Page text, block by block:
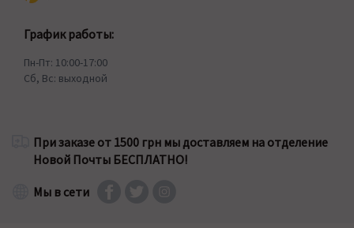
График работы:
Пн-Пт: 10:00-17:00
Сб, Вс: выходной
При заказе от 1500 грн мы доставляем на отделение
Новой Почты БЕСПЛАТНО!
Мы в сети